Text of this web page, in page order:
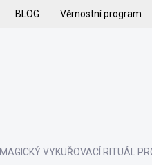
BLOG Věrnostní program
MAGICKÝ VYKUŘOVACÍ RITUÁL